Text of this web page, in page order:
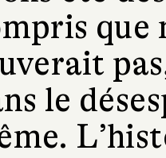
que
le